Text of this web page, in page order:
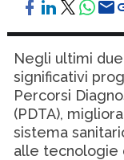
Negli ultimi due
significativi
Percorsi
(PDTA),
sistema
alle tecnologie